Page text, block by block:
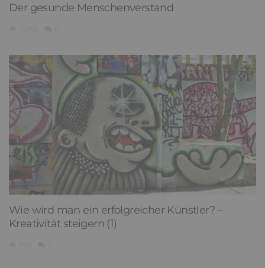
Der gesunde Menschenverstand
Wie wird man ein erfolgreicher Künstler? –
Kreativität steigern (1)